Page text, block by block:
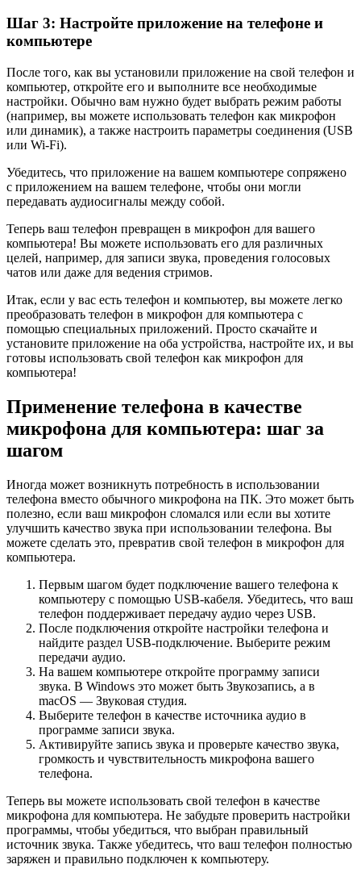
Шаг 3: Настройте приложение на телефоне и
компьютере
После того, как вы установили приложение на свой телефон и
компьютер, откройте его и выполните все необходимые
настройки. Обычно вам нужно будет выбрать режим работы
(например, вы можете использовать телефон как микрофон
или динамик), а также настроить параметры соединения (USB
или Wi-Fi).
Убедитесь, что приложение на вашем компьютере сопряжено
с приложением на вашем телефоне, чтобы они могли
передавать аудиосигналы между собой.
Теперь ваш телефон превращен в микрофон для вашего
компьютера! Вы можете использовать его для различных
целей, например, для записи звука, проведения голосовых
чатов или даже для ведения стримов.
Итак, если у вас есть телефон и компьютер, вы можете легко
преобразовать телефон в микрофон для компьютера с
помощью специальных приложений. Просто скачайте и
установите приложение на оба устройства, настройте их, и вы
готовы использовать свой телефон как микрофон для
компьютера!
Применение телефона в качестве
микрофона для компьютера: шаг за
шагом
Иногда может возникнуть потребность в использовании
телефона вместо обычного микрофона на ПК. Это может быть
полезно, если ваш микрофон сломался или если вы хотите
улучшить качество звука при использовании телефона. Вы
можете сделать это, превратив свой телефон в микрофон для
компьютера.
Первым шагом будет подключение вашего телефона к
компьютеру с помощью USB-кабеля. Убедитесь, что ваш
телефон поддерживает передачу аудио через USB.
После подключения откройте настройки телефона и
найдите раздел USB-подключение. Выберите режим
передачи аудио.
На вашем компьютере откройте программу записи
звука. В Windows это может быть Звукозапись, а в
macOS — Звуковая студия.
Выберите телефон в качестве источника аудио в
программе записи звука.
Активируйте запись звука и проверьте качество звука,
громкость и чувствительность микрофона вашего
телефона.
Теперь вы можете использовать свой телефон в качестве
микрофона для компьютера. Не забудьте проверить настройки
программы, чтобы убедиться, что выбран правильный
источник звука. Также убедитесь, что ваш телефон полностью
заряжен и правильно подключен к компьютеру.